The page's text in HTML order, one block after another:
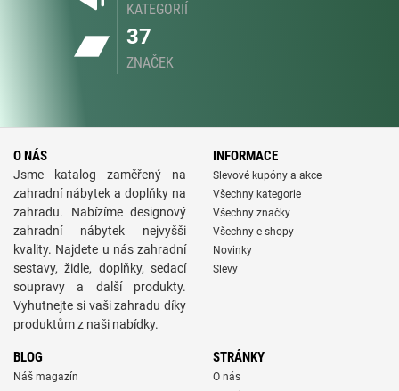
KATEGORIÍ
37
ZNAČEK
O NÁS
Jsme katalog zaměřený na
zahradní nábytek a doplňky na
zahradu. Nabízíme designový
zahradní nábytek nejvyšši
kvality. Najdete u nás zahradní
sestavy, židle, doplňky, sedací
soupravy a další produkty.
Vyhutnejte si vaši zahradu díky
produktům z naši nabídky.
INFORMACE
Slevové kupóny a akce
Všechny kategorie
Všechny značky
Všechny e-shopy
Novinky
Slevy
BLOG
Náš magazín
STRÁNKY
O nás